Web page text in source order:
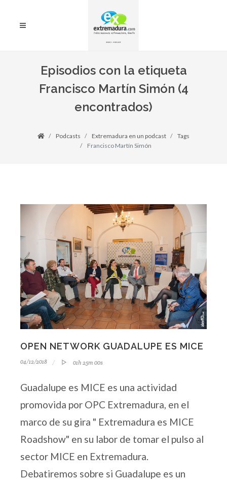
Episodios con la etiqueta
Francisco Martín Simón (4
encontrados)
Podcasts Extremadura en un podcast
Tags
Francisco Martín Simón
OPEN NETWORK GUADALUPE ES MICE
04/12/2018 01h 25m 00s
Guadalupe es MICE es una actividad
promovida por OPC Extremadura, en el
marco de su gira " Extremadura es MICE
Roadshow" en su labor de tomar el pulso al
sector MICE en Extremadura.
Debatiremos sobre si Guadalupe es un